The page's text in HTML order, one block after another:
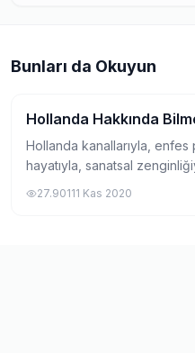
Bunları da Okuyun
Pratik Bilgiler
Hollanda Hakkında
Hollanda kanallarıyla,
hayatıyla, sanatsal
27.90111 Kas 2020